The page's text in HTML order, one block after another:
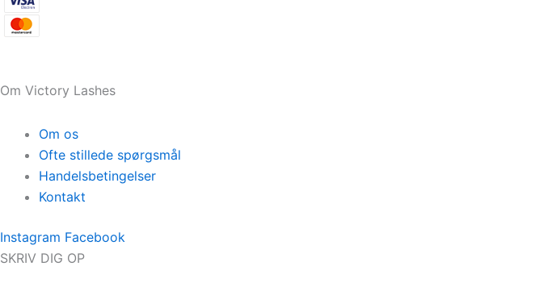
Om Victory Lashes
Om os
Ofte stillede spørgsmål
Handelsbetingelser
Kontakt
Instagram Facebook
SKRIV DIG OP